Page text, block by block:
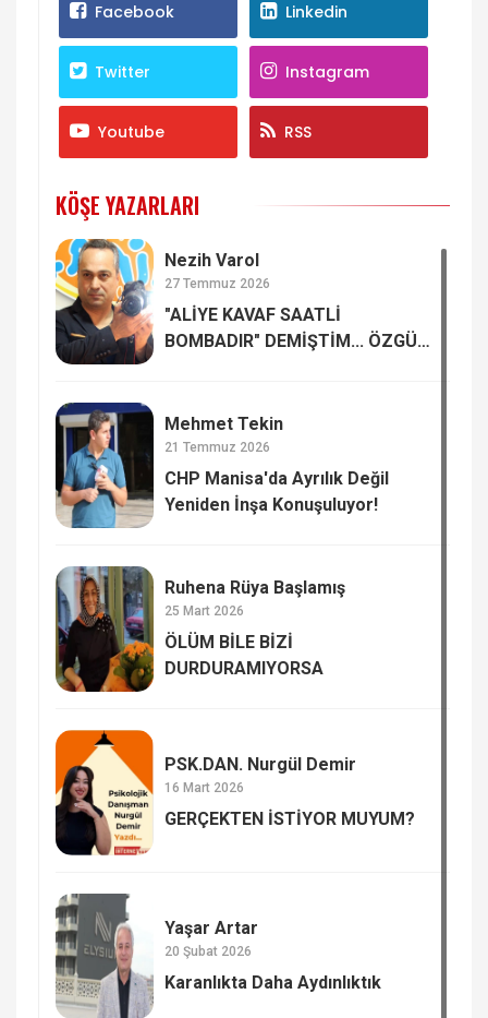
Facebook Linkedin
Twitter Instagram
Youtube RSS
KÖŞE YAZARLARI
Nezih Varol
27 Temmuz 2026
"ALİYE KAVAF SAATLİ
BOMBADIR" DEMİŞTİM... ÖZGÜR
Mehmet Tekin
21 Temmuz 2026
CHP Manisa'da Ayrılık Değil
Yeniden İnşa Konuşuluyor!
Ruhena Rüya Başlamış
25 Mart 2026
ÖLÜM BİLE BİZİ
DURDURAMIYORSA
PSK.DAN. Nurgül Demir
16 Mart 2026
GERÇEKTEN İSTİYOR MUYUM?
Yaşar Artar
20 Şubat 2026
Karanlıkta Daha Aydınlıktık